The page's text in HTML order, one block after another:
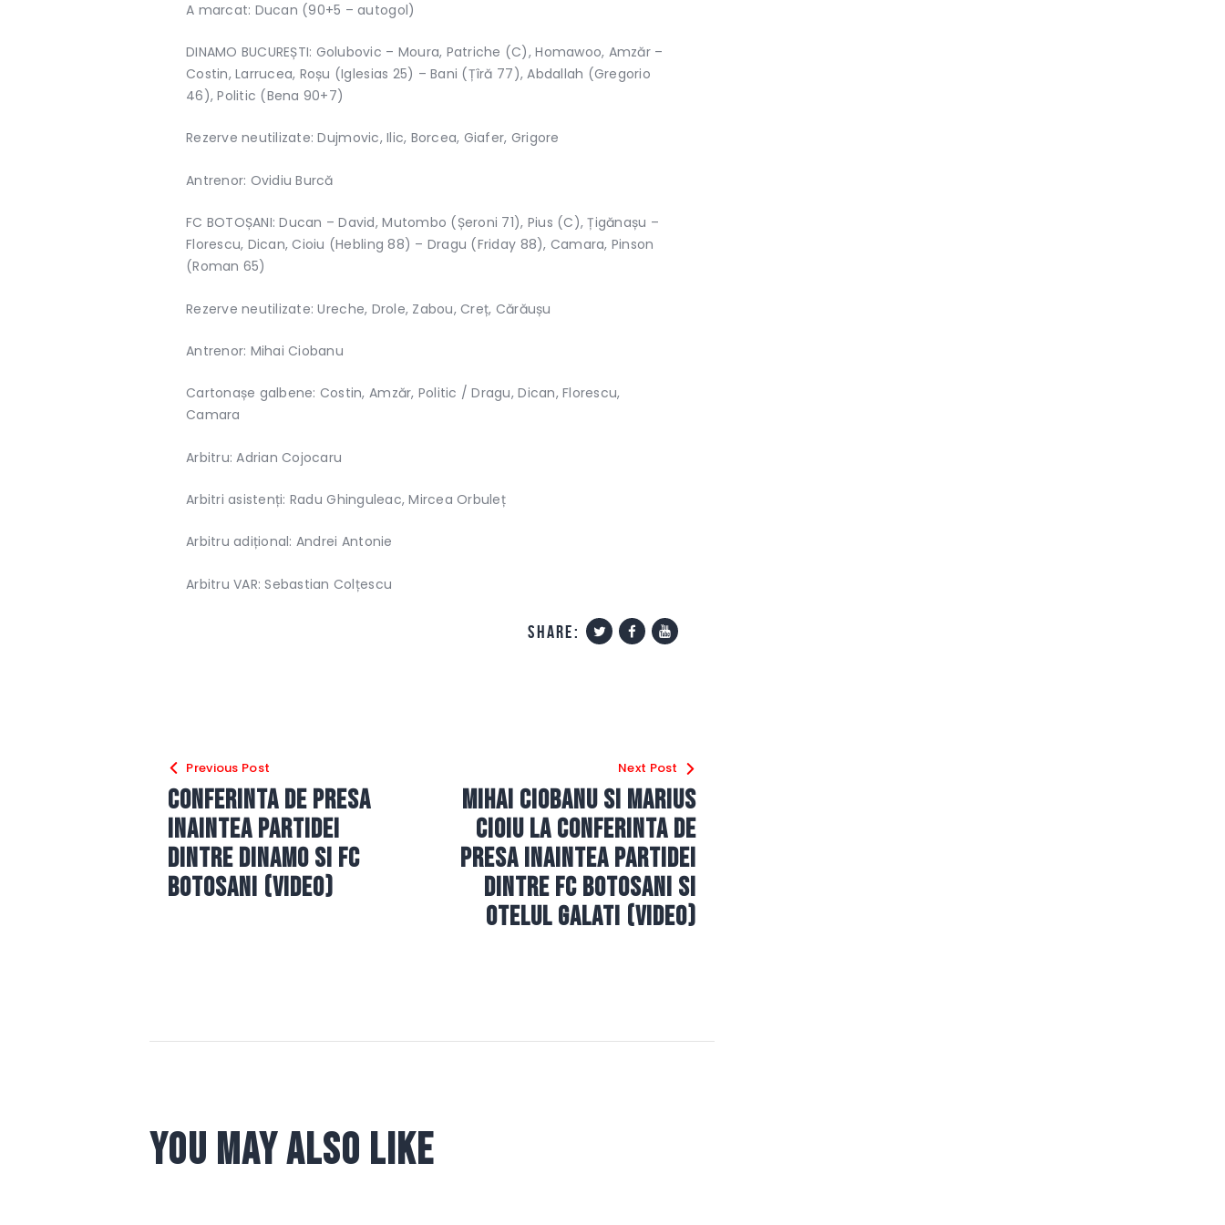
A marcat: Ducan (90+5 – autogol)
DINAMO BUCUREȘTI: Golubovic – Moura, Patriche (C), Homawoo, Amzăr –
Costin, Larrucea, Roșu (Iglesias 25) – Bani (Țîră 77), Abdallah (Gregorio
46), Politic (Bena 90+7)
Rezerve neutilizate: Dujmovic, Ilic, Borcea, Giafer, Grigore
Antrenor: Ovidiu Burcă
FC BOTOȘANI: Ducan – David, Mutombo (Șeroni 71), Pius (C), Țigănașu –
Florescu, Dican, Cioiu (Hebling 88) – Dragu (Friday 88), Camara, Pinson
(Roman 65)
Rezerve neutilizate: Ureche, Drole, Zabou, Creț, Cărăușu
Antrenor: Mihai Ciobanu
Cartonașe galbene: Costin, Amzăr, Politic / Dragu, Dican, Florescu,
Camara
Arbitru: Adrian Cojocaru
Arbitri asistenți: Radu Ghinguleac, Mircea Orbuleț
Arbitru adițional: Andrei Antonie
Arbitru VAR: Sebastian Colțescu
share:
Navigare
în
articole
Previous Post
Conferinta de presa
inaintea partidei
dintre Dinamo si FC
Botosani (video)
Next Post
Mihai Ciobanu si Marius
Cioiu la conferinta de
presa inaintea partidei
dintre FC Botosani si
Otelul Galati (video)
You May Also Like